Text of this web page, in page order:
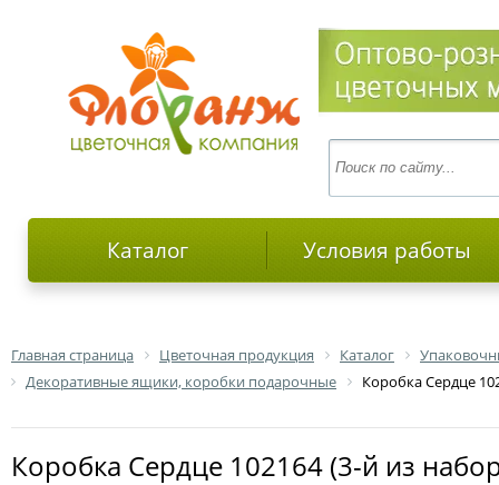
Каталог Условия работы
Главная страница Цветочная продукция Каталог
Декоративные ящики, коробки подарочные
Коробка Сердце
Коробка Сердце 102164 (3-й из